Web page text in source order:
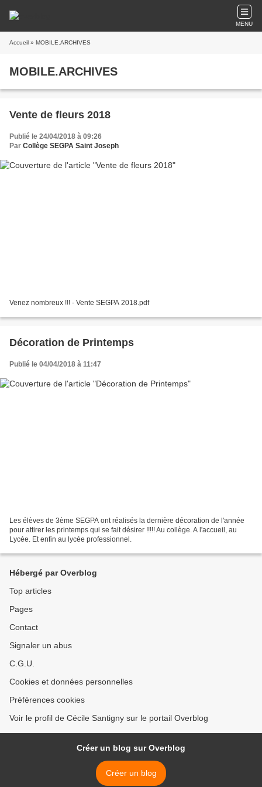
MENU
Accueil » MOBILE.ARCHIVES
MOBILE.ARCHIVES
Vente de fleurs 2018
Publié le 24/04/2018 à 09:26
Par Collège SEGPA Saint Joseph
Venez nombreux !!! - Vente SEGPA 2018.pdf
Décoration de Printemps
Publié le 04/04/2018 à 11:47
Les élèves de 3ème SEGPA ont réalisés la dernière décoration de l'année
pour attirer les printemps qui se fait désirer !!!!! Au collège. A l'accueil, au
Lycée. Et enfin au lycée professionnel.
Hébergé par Overblog
Top articles
Pages
Contact
Signaler un abus
C.G.U.
Cookies et données personnelles
Préférences cookies
Voir le profil de Cécile Santigny sur le portail Overblog
Créer un blog sur Overblog
Créer un blog